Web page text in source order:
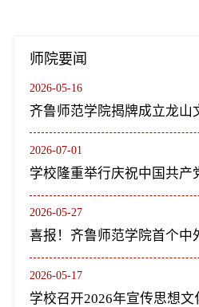
师院要闻
2026-05-16
2026-07-01
2026-05-27
2026-05-17
学校召开2026年宣传思想文